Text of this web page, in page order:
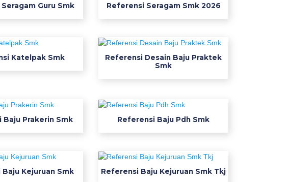
Guru Smk Referensi Seragam Smk 2026
Katelpak Smk
Referensi Desain Baju Praktek
Smk
Baju Prakerin Smk Referensi Baju Pdh Smk
Kejuruan Smk Referensi Baju Kejuruan Smk Tkj